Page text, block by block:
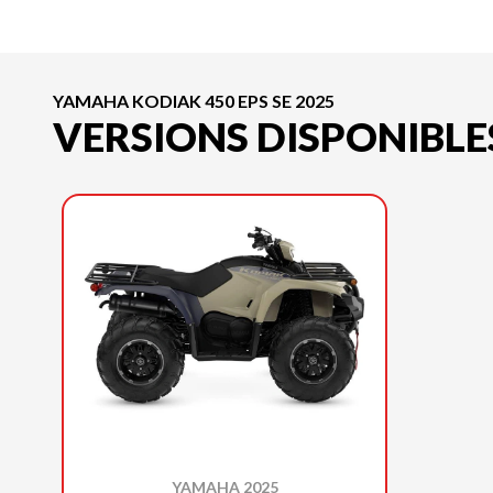
YAMAHA KODIAK 450 EPS SE 2025
VERSIONS
YAMAHA 2025